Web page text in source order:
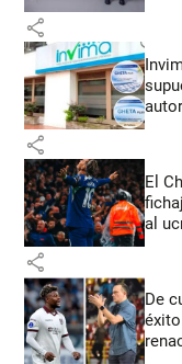
share
share
El
al
share
De